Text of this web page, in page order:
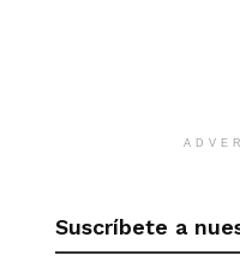
Suscríbete a